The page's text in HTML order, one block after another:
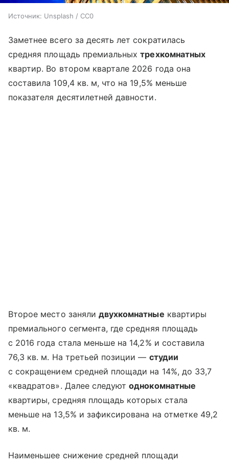
Источник: Unsplash / CC0
Заметнее всего за десять лет сократилась
средняя площадь премиальныхтрехкомнатных
квартир. Во втором квартале 2026 года она
составила 109,4 кв. м, что на 19,5% меньше
показателя десятилетней давности.
Второе место заняли двухкомнатные квартиры
премиального сегмента, где средняя площадь
с 2016 года стала меньше на 14,2% и составила
76,3 кв. м. На третьей позиции — студии
с сокращением средней площади на 14%, до 33,7
«квадратов». Далее следуютоднокомнатные
квартиры, средняя площадь которых стала
меньше на 13,5% и зафиксирована на отметке 49,2
кв. м.
Наименьшее снижение средней площади